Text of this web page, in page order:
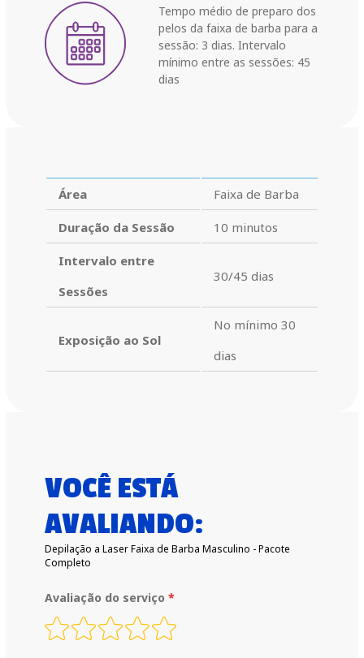
Tempo médio de preparo dos
pelos da faixa de barba para a
sessão: 3 dias. Intervalo
mínimo entre as sessões: 45
dias
Área Faixa de Barba
Duração da Sessão 10 minutos
Intervalo entre
Sessões
30/45 dias
Exposição ao Sol
No mínimo 30
dias
VOCÊ ESTÁ
AVALIANDO:
Depilação a Laser Faixa de Barba Masculino - Pacote
Completo
Avaliação do serviço *